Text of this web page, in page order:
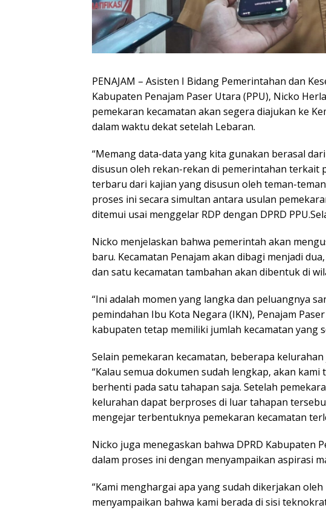
PENAJAM – Asisten I Bidang Pemerintahan dan
Kabupaten Penajam Paser Utara (PPU), Nicko
pemekaran kecamatan akan segera diajukan ke
dalam waktu dekat setelah Lebaran.
“Memang data-data yang kita gunakan berasal
disusun oleh rekan-rekan di pemerintahan terkait
terbaru dari kajian yang disusun oleh teman-
proses ini secara simultan antara usulan
ditemui usai menggelar RDP dengan DPRD
Nicko menjelaskan bahwa pemerintah akan
baru. Kecamatan Penajam akan dibagi menjadi
dan satu kecamatan tambahan akan dibentuk di
“Ini adalah momen yang langka dan peluangnya
pemindahan Ibu Kota Negara (IKN), Penajam
kabupaten tetap memiliki jumlah kecamatan yang
Selain pemekaran kecamatan, beberapa
“Kalau semua dokumen sudah lengkap, akan
berhenti pada satu tahapan saja. Setelah
kelurahan dapat berproses di luar tahapan
mengejar terbentuknya pemekaran kecamatan
Nicko juga menegaskan bahwa DPRD Kabupaten
dalam proses ini dengan menyampaikan aspirasi
“Kami menghargai apa yang sudah dikerjakan oleh
menyampaikan bahwa kami berada di sisi